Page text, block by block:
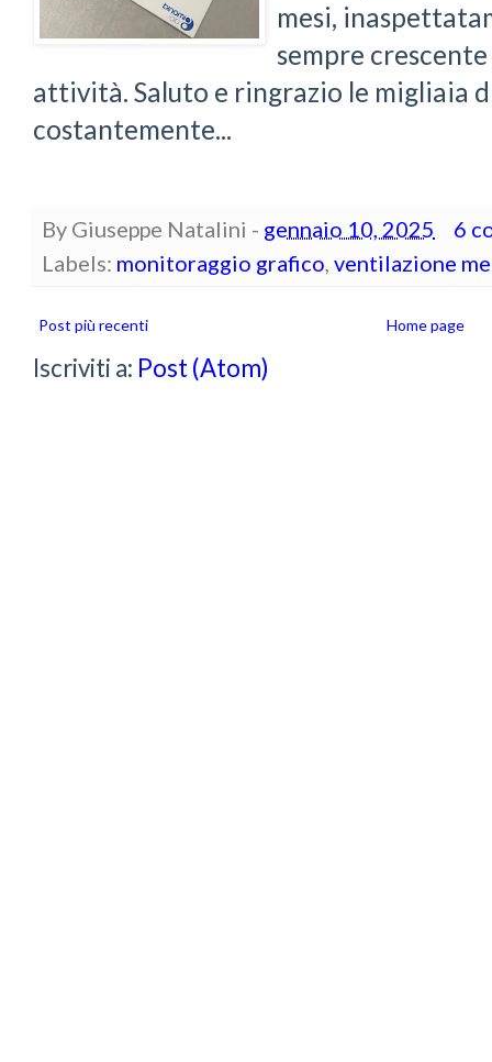
mesi,
sempre
attività. Saluto e ringrazio le migliaia
costantemente...
By Giuseppe Natalini - gennaio 10, 2025
6
Labels: monitoraggio grafico, ventilazione
Post più recenti Home page
Iscriviti a: Post (Atom)